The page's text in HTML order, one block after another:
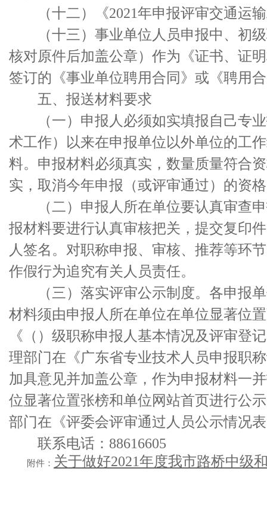
（十二）《2021年申报评审交通运输
（十三）事业单位人员申报中、初级
核对原件后加盖公章）作为《证书、证
签订的《事业单位聘用合同》或《聘用
五、报送材料要求
（一）申报人必须如实填报自己专业
术工作）以来在申报单位以外单位的工
料。申报材料必须真实，数量质量符合
实，取消今年申报（或评审通过）的资
（二）申报人所在单位要认真审查申
报材料要进行认真审核把关，提交复印
人签名。对职称申报、审核、推荐等环
作假行为追究有关人员责任。
（三）落实评审公示制度。各申报单
材料须由申报人所在单位在单位显著位
《（）级职称申报人基本情况及评审登
理部门在《广东省专业技术人员申报职
加具意见并加盖公章，作为申报材料一
位显著位置张榜和单位网站首页进行公
部门在《评委会评审通过人员公示情况
联系电话：88616605
附件： 关于做好2021年度我市路桥中级